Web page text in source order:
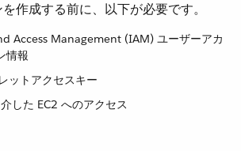
作成する前に、以下が必要です。
Access Management (IAM) ユーザーアカ
情報
ットアクセスキー
した EC2 へのアクセス